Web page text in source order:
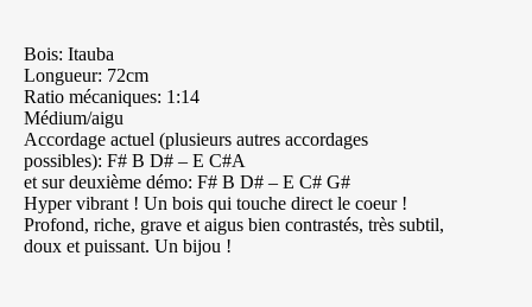
Bois: Itauba
Longueur: 72cm
Ratio mécaniques: 1:14
Médium/aigu
Accordage actuel (plusieurs autres accordages
possibles): F# B D# – E C#A
et sur deuxième démo: F# B D# – E C# G#
Hyper vibrant ! Un bois qui touche direct le coeur !
Profond, riche, grave et aigus bien contrastés, très subtil,
doux et puissant. Un bijou !